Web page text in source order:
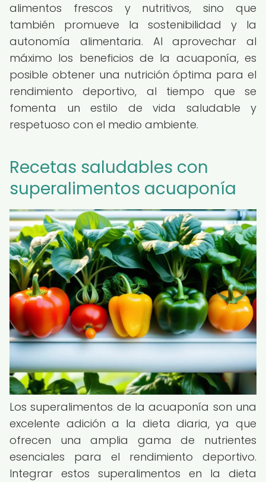
alimentos frescos y nutritivos, sino que
también promueve la sostenibilidad y la
autonomía alimentaria. Al aprovechar al
máximo los beneficios de la acuaponía, es
posible obtener una nutrición óptima para el
rendimiento deportivo, al tiempo que se
fomenta un estilo de vida saludable y
respetuoso con el medio ambiente.
Recetas saludables con
superalimentos acuaponía
Los superalimentos de la acuaponía son una
excelente adición a la dieta diaria, ya que
ofrecen una amplia gama de nutrientes
esenciales para el rendimiento deportivo.
Integrar estos superalimentos en la dieta